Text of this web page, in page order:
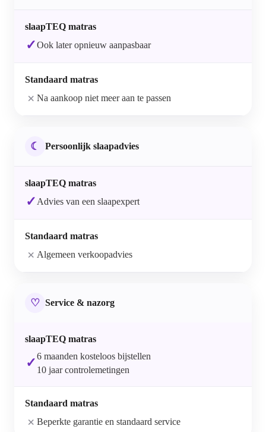
✓Ook later opnieuw aanpasbaar
× Na aankoop niet meer aan te passen
☾ Persoonlijk slaapadvies
✓ Advies van een slaapexpert
× Algemeen verkoopadvies
♡ Service & nazorg
✓6 maanden kosteloos bijstellen
10 jaar controlemetingen
× Beperkte garantie en standaard service